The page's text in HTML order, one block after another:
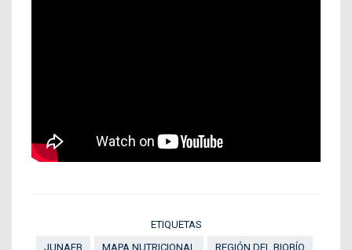
ETIQUETAS
JUNAEB
MAPA NUTRICIONAL REGIÓN DEL BIOBÍO